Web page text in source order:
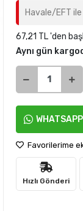
Havale/EFT ile
67,21 TL 'den
Aynı gün
Favorilerime
Hızlı Gönderi